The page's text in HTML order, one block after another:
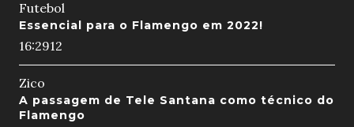
Futebol
Essencial para o Flamengo em 2022!
16:2912
Zico
A passagem de Tele Santana como técnico do
Flamengo